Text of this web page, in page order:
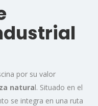
por su valor
natural. Situado en el
se integra en una ruta